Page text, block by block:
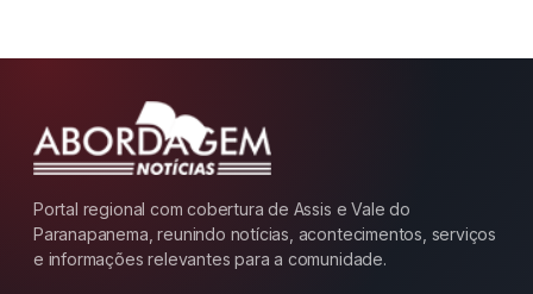
Portal regional com cobertura de Assis e Vale do
Paranapanema, reunindo notícias, acontecimentos, serviços
e informações relevantes para a comunidade.